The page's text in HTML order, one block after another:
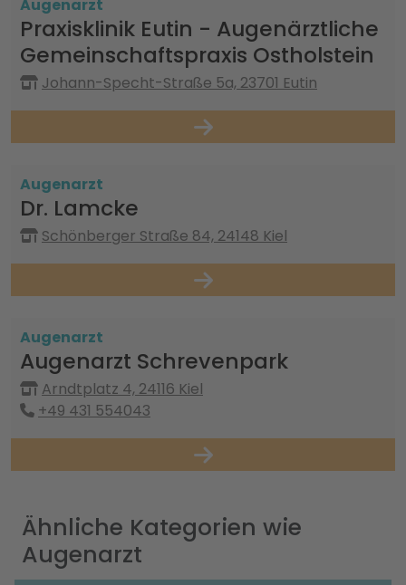
Augenarzt
Praxisklinik Eutin - Augenärztliche
Gemeinschaftspraxis Ostholstein
Johann-Specht-Straße 5a, 23701 Eutin
Augenarzt
Dr. Lamcke
Schönberger Straße 84, 24148 Kiel
Augenarzt
Augenarzt Schrevenpark
Arndtplatz 4, 24116 Kiel
+49 431 554043
Ähnliche Kategorien wie
Augenarzt